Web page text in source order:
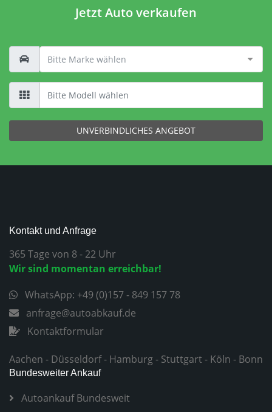
Jetzt Auto verkaufen
UNVERBINDLICHES ANGEBOT
Kontakt und Anfrage
365 Tage von 8 - 22 Uhr
Wir sind momentan erreichbar!
WhatsApp: +49 (0)157 - 849 157 78
anfrage@autoabkauf.de
Kontaktformular
Aachen - Düsseldorf- Hamburg- Stuttgart - Köln - Bonn
Bundesweiter Ankauf
Autoankauf Bundesweit